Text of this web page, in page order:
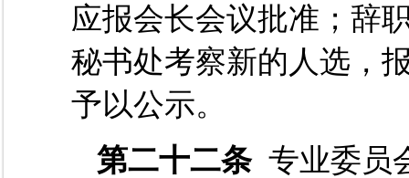
应报会长会议批准；辞
秘书处考察新的人选，
予以公示。
第二十二条 专业委员